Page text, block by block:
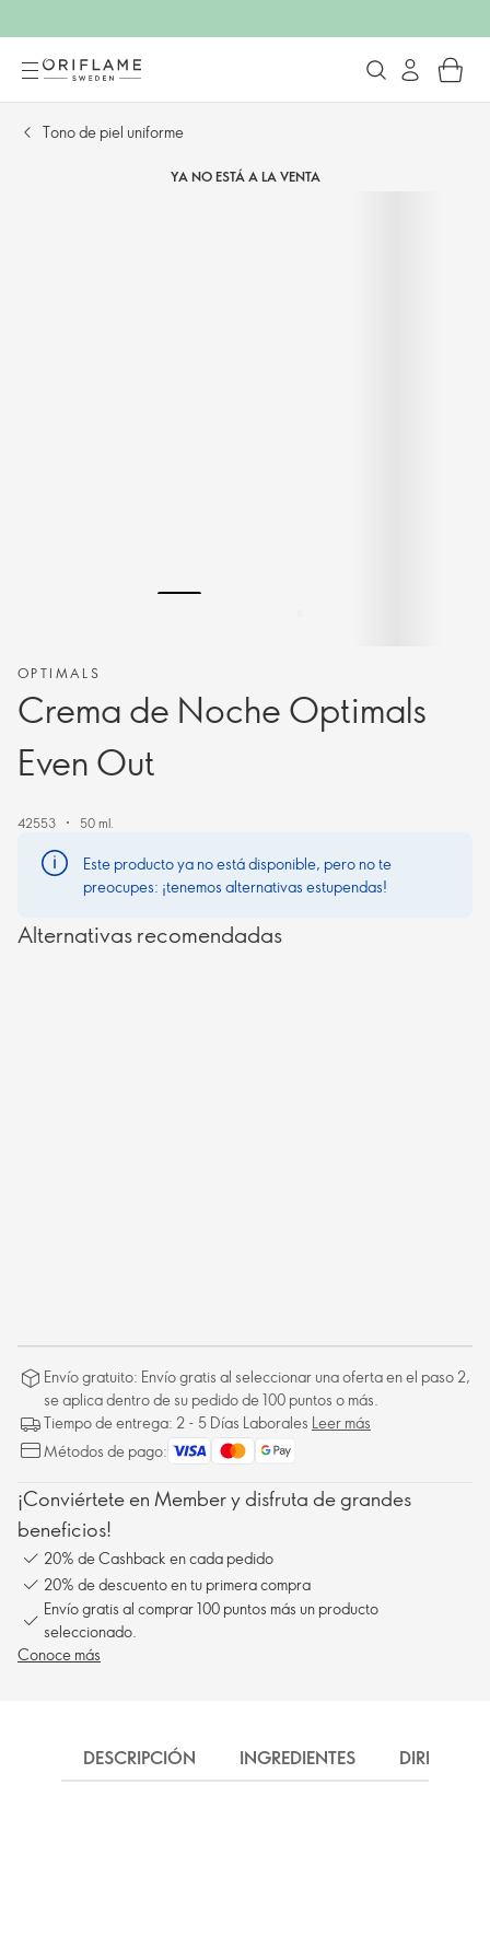
Tono de piel uniforme
YA NO ESTÁ A LA VENTA
OPTIMALS
Crema de Noche Optimals
Even Out
42553 50 ml.
Este producto ya no está disponible, pero no te
preocupes: ¡tenemos alternativas estupendas!
Alternativas recomendadas
Envío gratuito: Envío gratis al seleccionar una oferta en el paso 2,
se aplica dentro de su pedido de 100 puntos o más.
Tiempo de entrega: 2 - 5 Días Laborales Leer más
Métodos de pago:
¡Conviértete en Member y disfruta de grandes
beneficios!
20% de Cashback en cada pedido
20% de descuento en tu primera compra
Envío gratis al comprar 100 puntos más un producto
seleccionado.
Conoce más
DESCRIPCIÓN INGREDIENTES